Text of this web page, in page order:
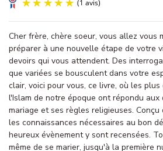
(1 avis)
Cher frère, chère soeur, vous allez vous
préparer à une nouvelle étape de votre
devoirs qui vous attendent. Des
que variées se bousculent dans votre
clair, voici pour vous, ce livre, où les
l'Islam de notre époque ont répondu
mariage et ses règles religieuses. Conçu
les connaissances nécessaires au bon
heureux évènement y sont recensées.
même de se marier, jusqu'à la première